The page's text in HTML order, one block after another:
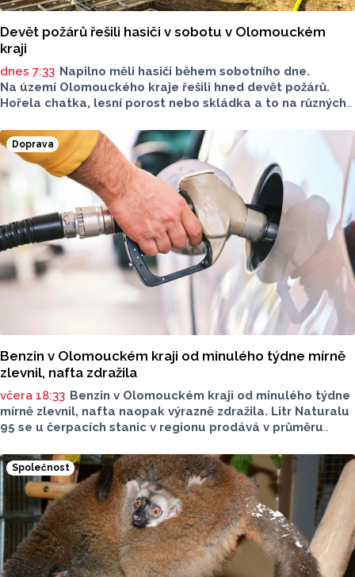
Devět požárů řešili hasiči v sobotu v Olomouckém
kraji
dnes 7:33 Napilno měli hasiči během sobotního dne.
Na území Olomouckého kraje řešili hned devět požárů.
Hořela chatka, lesní porost nebo skládka a to na různých
Doprava
Benzin v Olomouckém kraji od minulého týdne mírně
zlevnil, nafta zdražila
včera 18:33 Benzin v Olomouckém kraji od minulého týdne
mírně zlevnil, nafta naopak výrazně zdražila. Litr Naturalu
95 se u čerpacích stanic v regionu prodává v průměru
O 84 haléřů zdražila nafta, za litr teď řidiči dají průměrně
44,84 koruny. Podle údajů společnosti CCS, která ceny
sleduje, je benzin v současnosti o 7,73 koruny dražší než
před rokem, za naftu tehdy motoristé platili o 11,31
koruny méně.
Společnost